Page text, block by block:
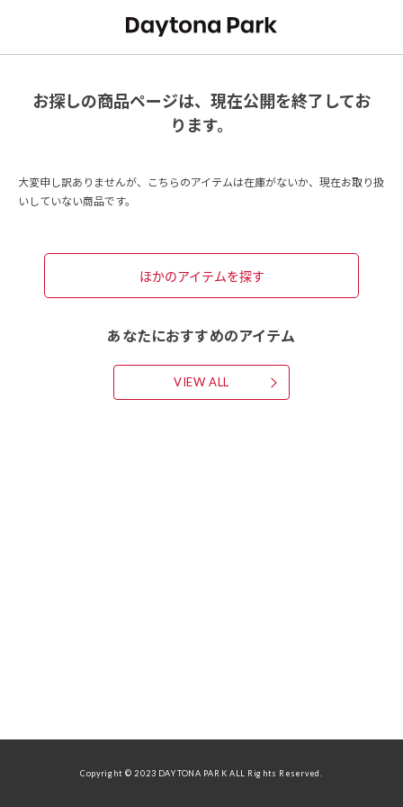
お探しの商品ページは、現在公開を終了してお
ります。
大変申し訳ありませんが、こちらのアイテムは在庫がないか、現在お取り扱
いしていない商品です。
ほかのアイテムを探す
あなたにおすすめのアイテム
VIEW ALL
Copyright © 2023 DAYTONA PARK ALL Rights Reserved.